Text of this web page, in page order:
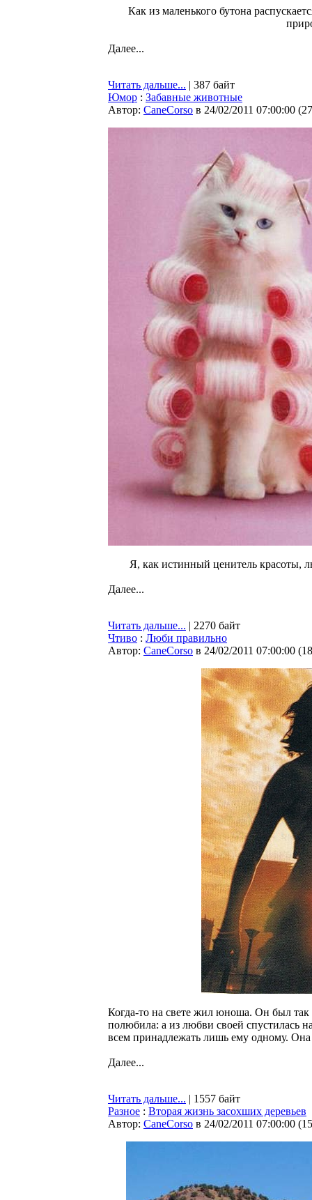
Как из маленького бутона
Далее...
Читать дальше... | 387 байт
Юмор : Забавные животные
Автор: CaneCorso в 24/02/2011 07:00:00 (
Я, как истинный ценитель красоты,
Далее...
Читать дальше... | 2270 байт
Чтиво : Люби правильно
Автор: CaneCorso в 24/02/2011 07:00:00 (
Когда-то на свете жил юноша. Он был
полюбила: а из любви своей спустилась
всем принадлежать лишь ему одному. Она
Далее...
Читать дальше... | 1557 байт
Разное : Вторая жизнь засохших деревьев
Автор: CaneCorso в 24/02/2011 07:00:00 (